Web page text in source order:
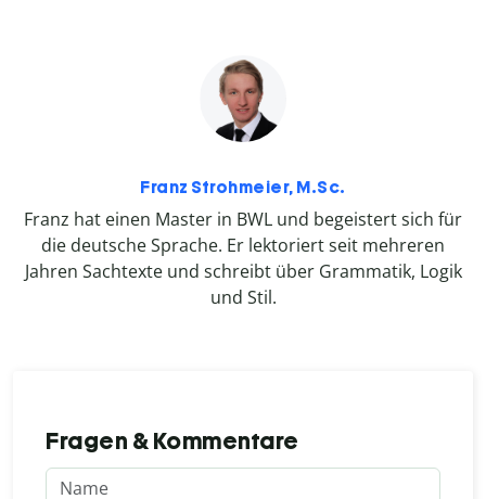
Franz Strohmeier, M.Sc.
Franz hat einen Master in BWL und begeistert sich für
die deutsche Sprache. Er lektoriert seit mehreren
Jahren Sachtexte und schreibt über Grammatik, Logik
und Stil.
Fragen & Kommentare